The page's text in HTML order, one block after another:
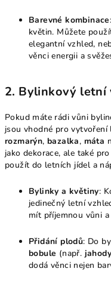
Barevné kombinace
květin. Můžete
elegantní vzhled,
věnci energii a
2. Bylinkový letní
Pokud máte rádi vůni
jsou vhodné pro vytvoření
rozmarýn, bazalka, máta
jako dekorace, ale také
použít do letních jídel a
Bylinky a květiny:
jedinečný letní
mít příjemnou vůni
Přidání plodů: Do
bobule (např. jahody
dodá věnci nejen